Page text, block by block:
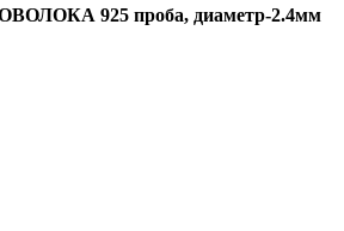
925 проба, диаметр-2.4мм